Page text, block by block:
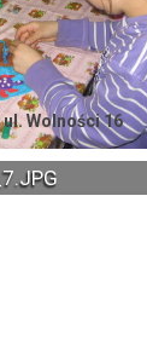
Wolności 16